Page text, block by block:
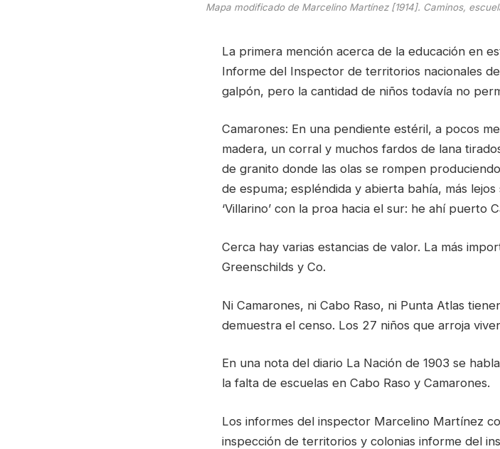
Mapa modificado de Marcelino Martínez [1914]. Caminos,
La primera mención acerca de la educación en
Informe del Inspector de territorios nacionales
galpón, pero la cantidad de niños todavía no
Camarones: En una pendiente estéril, a pocos
madera, un corral y muchos fardos de lana
de granito donde las olas se rompen
de espuma; espléndida y abierta bahía, más
‘Villarino’ con la proa hacia el sur: he ahí puerto
Cerca hay varias estancias de valor. La más
Greenschilds y Co.
Ni Camarones, ni Cabo Raso, ni Punta Atlas
demuestra el censo. Los 27 niños que arroja
En una nota del diario La Nación de 1903 se
la falta de escuelas en Cabo Raso y Camarones.
Los informes del inspector Marcelino Martínez
inspección de territorios y colonias informe del